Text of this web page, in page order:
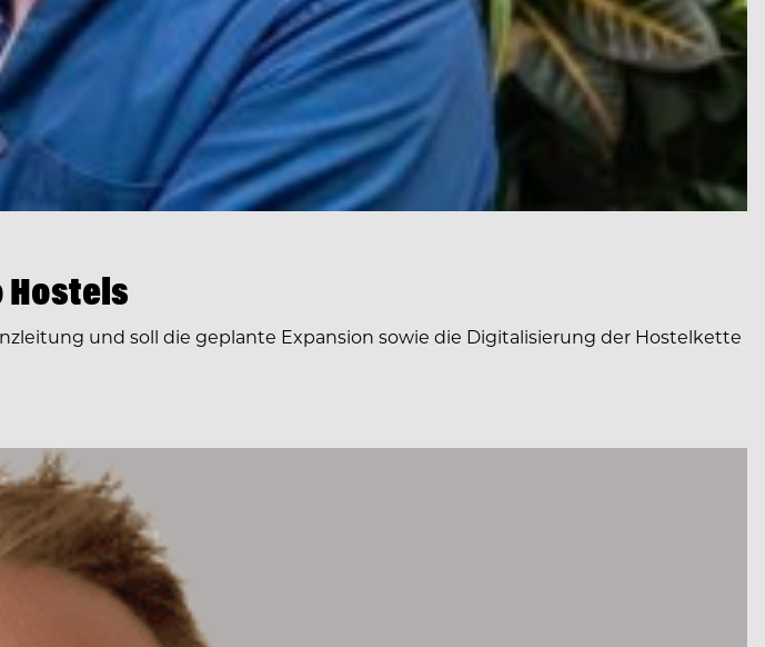
Hostels
und soll die geplante Expansion sowie die Digitalisierung der Hostelkette